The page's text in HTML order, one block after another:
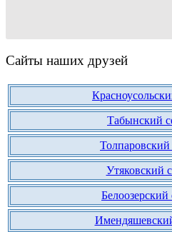
Сайты наших друзей
Табынский
Толпаровский
Утяковский
Белоозерский